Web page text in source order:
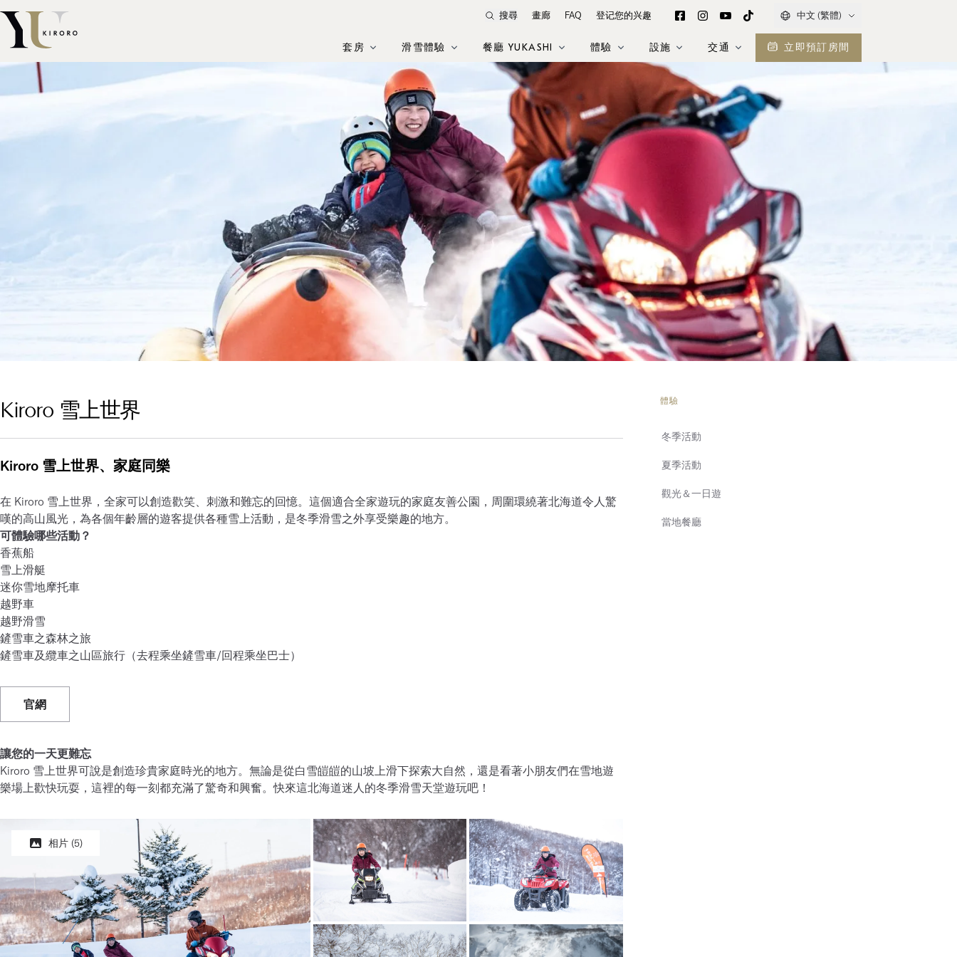
搜尋 畫廊 FAQ 登记您的兴趣 中文 (繁體)
套房 滑雪體驗 餐廳 YUKASHI 體驗 設施 交通 立即預訂房間
Kiroro 雪上世界
Kiroro 雪上世界、家庭同樂
在 Kiroro 雪上世界，全家可以創造歡笑、刺激和難忘的回憶。這個適合全家遊玩的家庭友善公園，周圍環繞著北海道令人驚
嘆的高山風光，為各個年齡層的遊客提供各種雪上活動，是冬季滑雪之外享受樂趣的地方。
可體驗哪些活動？
香蕉船
雪上滑艇
迷你雪地摩托車
越野車
越野滑雪
鏟雪車之森林之旅
鏟雪車及纜車之山區旅行（去程乘坐鏟雪車/回程乘坐巴士）
官網
讓您的一天更難忘
Kiroro 雪上世界可說是創造珍貴家庭時光的地方。無論是從白雪皚皚的山坡上滑下探索大自然，還是看著小朋友們在雪地遊
樂場上歡快玩耍，這裡的每一刻都充滿了驚奇和興奮。快來這北海道迷人的冬季滑雪天堂遊玩吧！
相片 (5)
體驗
冬季活動
夏季活動
觀光＆一日遊
當地餐廳